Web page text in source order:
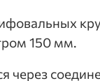
150 мм.
через